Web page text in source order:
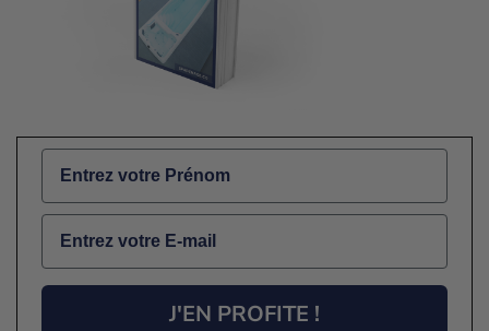
Name
Email
J'EN PROFITE !